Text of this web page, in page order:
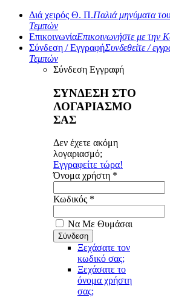
Διά χειρός Θ. Π.Παλιά μηνύματα
Τεμπών
ΕπικοινωνίαΕπικοινωνήστε με την
Σύνδεση / ΕγγραφήΣυνδεθείτε /
Τεμπών
Σύνδεση Εγγραφή
ΣΥΝΔΕΣΗ ΣΤΟ
ΛΟΓΑΡΙΑΣΜΟ
ΣΑΣ
Δεν έχετε ακόμη
λογαριασμό;
Εγγραφείτε τώρα!
Όνομα χρήστη *
Κωδικός *
Να Με Θυμάσαι
Ξεχάσατε τον
κωδικό σας;
Ξεχάσατε το
όνομα χρήστη
σας;